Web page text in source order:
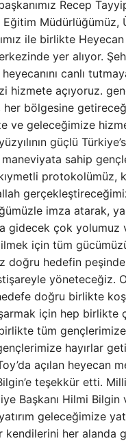
Recep
ile birlikte
yer alıyor.
canlı
hizmete açıyoruz.
her bölgesine
ve geleceğimize
güçlü
sahip
imza atarak,
gidecek çok yolumuz
için tüm
hedefin
yöneteceğiz.
doğru birlikte
için hep birlikte
tüm
hayırlar
açılan heyecan
teşekkür etti.
Başkanı Hilmi
geleceğimize
her alanda